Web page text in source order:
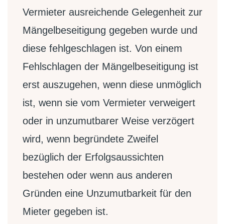
Vermieter ausreichende Gelegenheit zur
Mängelbeseitigung gegeben wurde und
diese fehlgeschlagen ist. Von einem
Fehlschlagen der Mängelbeseitigung ist
erst auszugehen, wenn diese unmöglich
ist, wenn sie vom Vermieter verweigert
oder in unzumutbarer Weise verzögert
wird, wenn begründete Zweifel
bezüglich der Erfolgsaussichten
bestehen oder wenn aus anderen
Gründen eine Unzumutbarkeit für den
Mieter gegeben ist.